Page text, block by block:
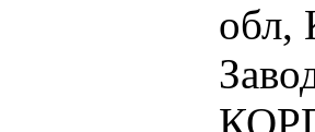
обл,